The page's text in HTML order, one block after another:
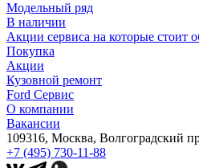
Модельный ряд
В наличии
Акции сервиса на которые стоит
Покупка
Акции
Кузовной ремонт
Ford Сервис
О компании
Вакансии
109316, Москва, Волгоградский
+7 (495) 730-11-88